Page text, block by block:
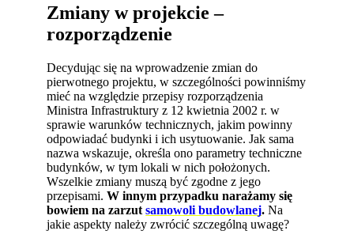
Zmiany w projekcie –
rozporządzenie
Decydując się na wprowadzenie zmian do
pierwotnego projektu, w szczególności powinniśmy
mieć na względzie przepisy rozporządzenia
Ministra Infrastruktury z 12 kwietnia 2002 r. w
sprawie warunków technicznych, jakim powinny
odpowiadać budynki i ich usytuowanie. Jak sama
nazwa wskazuje, określa ono parametry techniczne
budynków, w tym lokali w nich położonych.
Wszelkie zmiany muszą być zgodne z jego
przepisami.W innym przypadku narażamy się
bowiem na zarzutsamowoli budowlanej. Na
jakie aspekty należy zwrócić szczególną uwagę?